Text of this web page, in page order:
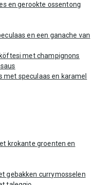
en gerookte ossentong
en een ganache van
met champignons
speculaas en karamel
krokante groenten en
gebakken currymosselen